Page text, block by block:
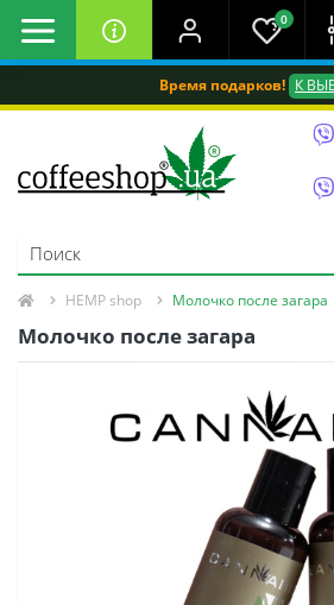
Время подарков! К
0
HEMP shop Молочко после загара
Молочко после загара